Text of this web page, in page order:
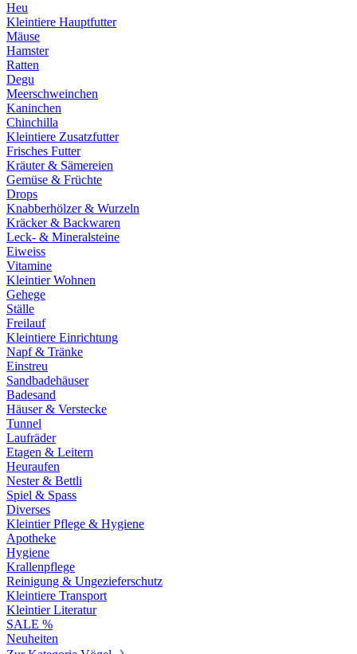
Heu
Kleintiere Hauptfutter
Mäuse
Hamster
Ratten
Degu
Meerschweinchen
Kaninchen
Chinchilla
Kleintiere Zusatzfutter
Frisches Futter
Kräuter & Sämereien
Gemüse & Früchte
Drops
Knabberhölzer & Wurzeln
Kräcker & Backwaren
Leck- & Mineralsteine
Eiweiss
Vitamine
Kleintier Wohnen
Gehege
Ställe
Freilauf
Kleintiere Einrichtung
Napf & Tränke
Einstreu
Sandbadehäuser
Badesand
Häuser & Verstecke
Tunnel
Laufräder
Etagen & Leitern
Heuraufen
Nester & Bettli
Spiel & Spass
Diverses
Kleintier Pflege & Hygiene
Apotheke
Hygiene
Krallenpflege
Reinigung & Ungezieferschutz
Kleintiere Transport
Kleintier Literatur
SALE %
Neuheiten